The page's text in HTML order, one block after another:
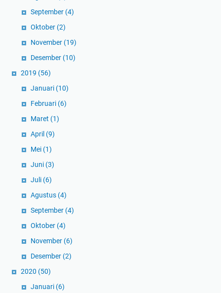
September (4)
Oktober (2)
November (19)
Desember (10)
2019 (56)
Januari (10)
Februari (6)
Maret (1)
April (9)
Mei (1)
Juni (3)
Juli (6)
Agustus (4)
September (4)
Oktober (4)
November (6)
Desember (2)
2020 (50)
Januari (6)